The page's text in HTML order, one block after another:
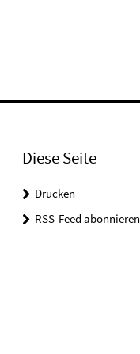
Diese Seite
Drucken
RSS-Feed abonnieren